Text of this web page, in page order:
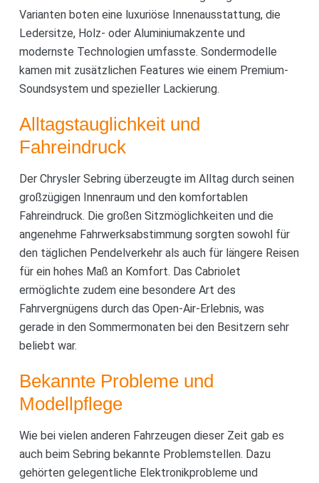
Varianten boten eine luxuriöse Innenausstattung, die
Ledersitze, Holz- oder Aluminiumakzente und
modernste Technologien umfasste. Sondermodelle
kamen mit zusätzlichen Features wie einem Premium-
Soundsystem und spezieller Lackierung.
Alltagstauglichkeit und
Fahreindruck
Der Chrysler Sebring überzeugte im Alltag durch seinen
großzügigen Innenraum und den komfortablen
Fahreindruck. Die großen Sitzmöglichkeiten und die
angenehme Fahrwerksabstimmung sorgten sowohl für
den täglichen Pendelverkehr als auch für längere Reisen
für ein hohes Maß an Komfort. Das Cabriolet
ermöglichte zudem eine besondere Art des
Fahrvergnügens durch das Open-Air-Erlebnis, was
gerade in den Sommermonaten bei den Besitzern sehr
beliebt war.
Bekannte Probleme und
Modellpflege
Wie bei vielen anderen Fahrzeugen dieser Zeit gab es
auch beim Sebring bekannte Problemstellen. Dazu
gehörten gelegentliche Elektronikprobleme und